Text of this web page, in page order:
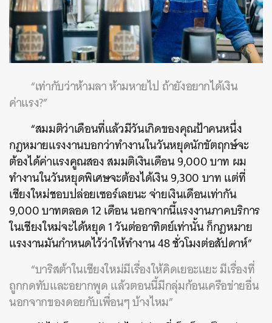
“เท่ากับว่าห้ามลา ห้ามหายไป ถ้ายังอยากได้เงิน
ค่าแรง?”
“สมมติว่าเดือนที่แล้วมีวันเกิดของคุณป้าคนหนึ่ง
กฎหมายแรงงานบอกว่าทำงานในวันหยุดนักขัตฤกษ์จะ
ต้องได้ค่าแรงคูณสอง สมมติเงินเดือน 9,000 บาท ผม
ทำงานในวันหยุดพิเศษจะต้องได้เงิน 9,300 บาท แต่ที่
เชียงใหม่ชอบปล่อยเซอร์เลยนะ จ่ายเงินเดือนเท่ากัน
9,000 บาทตลอด 12 เดือน นอกจากนี้แรงงานภาคบริการ
ในเชียงใหม่จะได้หยุด 1 วันต่ออาทิตย์เท่านั้น ก็กฎหมาย
แรงงานมันกำหนดไว้ว่าให้ทำงาน 48 ชั่วโมงต่อสัปดาห์”
“บาริสต้าในเชียงใหม่มีเรื่องให้คิดเยอะแยะ มีเรื่องที่
ถูกกดทับและอยากพูด แล้วตอนนี้มีกลุ่มก้อนเครือข่ายอื่น
นอกจากของดอยกับเพื่อนๆ บ้างไหม”